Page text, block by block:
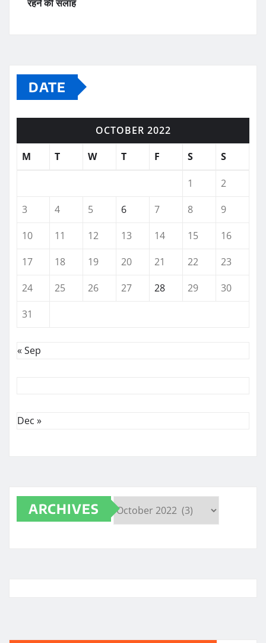
रहने की सलाह
DATE
OCTOBER 2022
M
T W T F S S
1
2
3
4 5 6 7 8
9
10
11 12 13 14 15
16
17
18 19 20 21 22
23
24
25 26 27 28 29
30
31
« Sep
Dec »
ARCHIVES